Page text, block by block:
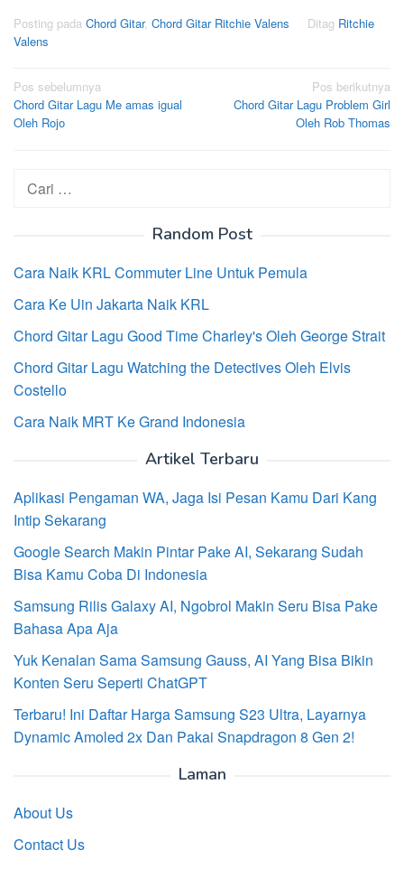
Posting pada Chord Gitar, Chord Gitar Ritchie Valens Ditag Ritchie
Valens
Navigasi
pos
Pos sebelumnya
Chord Gitar Lagu Me amas igual
Oleh Rojo
Pos berikutnya
Chord Gitar Lagu Problem Girl
Oleh Rob Thomas
Cari
Random Post
Cara Naik KRL Commuter Line Untuk Pemula
Cara Ke Uin Jakarta Naik KRL
Chord Gitar Lagu Good Time Charley's Oleh George Strait
Chord Gitar Lagu Watching the Detectives Oleh Elvis
Costello
Cara Naik MRT Ke Grand Indonesia
Artikel Terbaru
Aplikasi Pengaman WA, Jaga Isi Pesan Kamu Dari Kang
Intip Sekarang
Google Search Makin Pintar Pake AI, Sekarang Sudah
Bisa Kamu Coba Di Indonesia
Samsung Rilis Galaxy AI, Ngobrol Makin Seru Bisa Pake
Bahasa Apa Aja
Yuk Kenalan Sama Samsung Gauss, AI Yang Bisa Bikin
Konten Seru Seperti ChatGPT
Terbaru! Ini Daftar Harga Samsung S23 Ultra, Layarnya
Dynamic Amoled 2x Dan Pakai Snapdragon 8 Gen 2!
Laman
About Us
Contact Us